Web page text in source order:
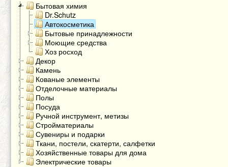
Бытовая химия
Dr.Schutz
Автокосметика
Бытовые принадлежности
Моющие средства
Хоз росход
Декор
Камень
Кованые элементы
Отделочные материалы
Полы
Посуда
Ручной инструмент, метизы
Стройматериалы
Сувениры и подарки
Ткани, постели, скатерти, салфетки
Хозяйственные товары для дома
Электрические товары